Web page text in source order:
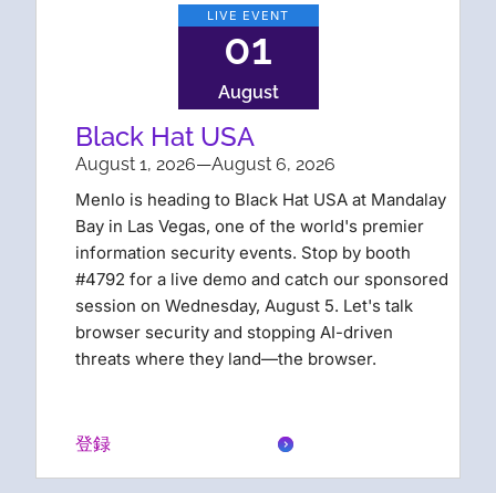
LIVE EVENT
01
August
Black Hat USA
August 1, 2026—August 6, 2026
Menlo is heading to Black Hat USA at Mandalay
Bay in Las Vegas, one of the world's premier
information security events. Stop by booth
#4792 for a live demo and catch our sponsored
session on Wednesday, August 5. Let's talk
browser security and stopping AI-driven
threats where they land—the browser.
登録